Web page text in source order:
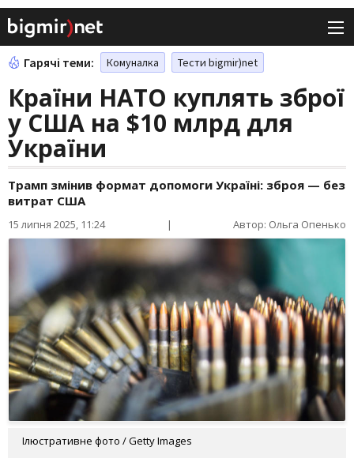
Гарячі теми: Комуналка Тести bigmir)net
Країни НАТО куплять зброї
у США на $10 млрд для
України
Трамп змінив формат допомоги Україні: зброя — без
витрат США
15 липня 2025, 11:24 | Автор: Ольга Опенько
Ілюстративне фото / Getty Images